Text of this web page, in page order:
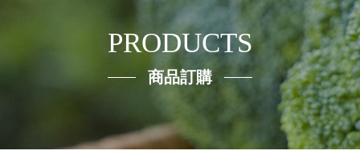
PRODUCTS
商品訂購